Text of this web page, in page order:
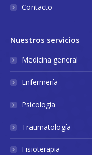
Contacto
Nuestros servicios
Medicina general
Enfermería
Psicología
Traumatología
Fisioterapia